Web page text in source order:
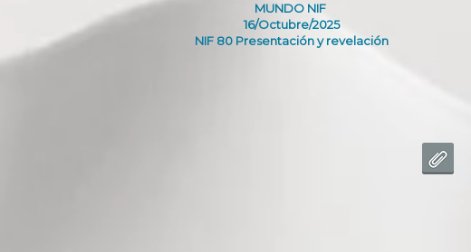
MUNDO NIF
16/Octubre/2025
NIF 80 Presentación y revelación